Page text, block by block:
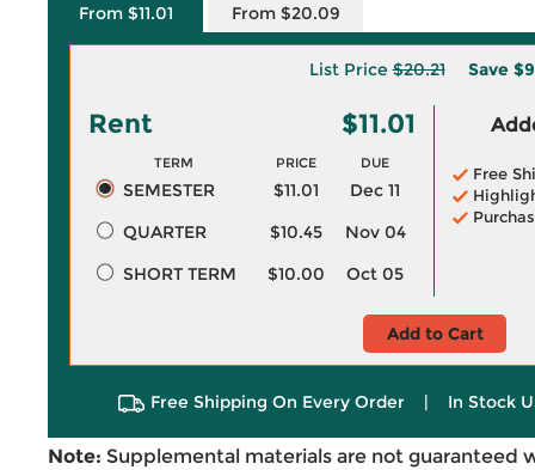
From $11.01 From $20.09
List Price$20.21 Save
Rent $11.01
TERM PRICE DUE
SEMESTER $11.01
Dec 11
QUARTER
$10.45
Nov 04
SHORT TERM
$10.00 Oct 05
Free
Add to Cart
Free Shipping On Every Order | In Stock
Note: Supplemental materials are not guaranteed